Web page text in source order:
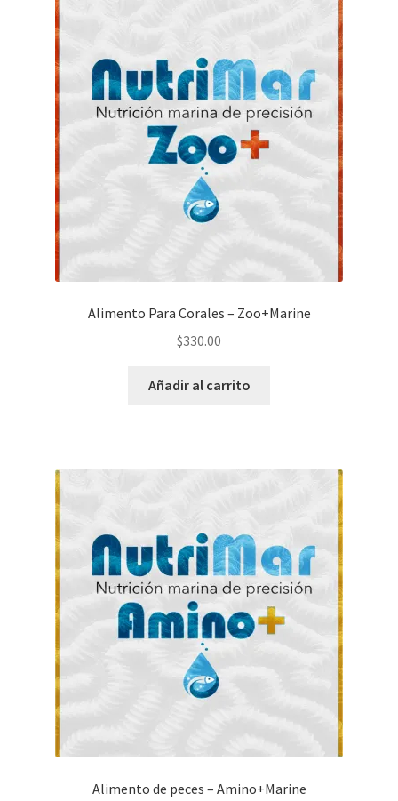
Alimento Para Corales – Zoo+Marine
$330.00
Añadir al carrito
Alimento de peces – Amino+Marine